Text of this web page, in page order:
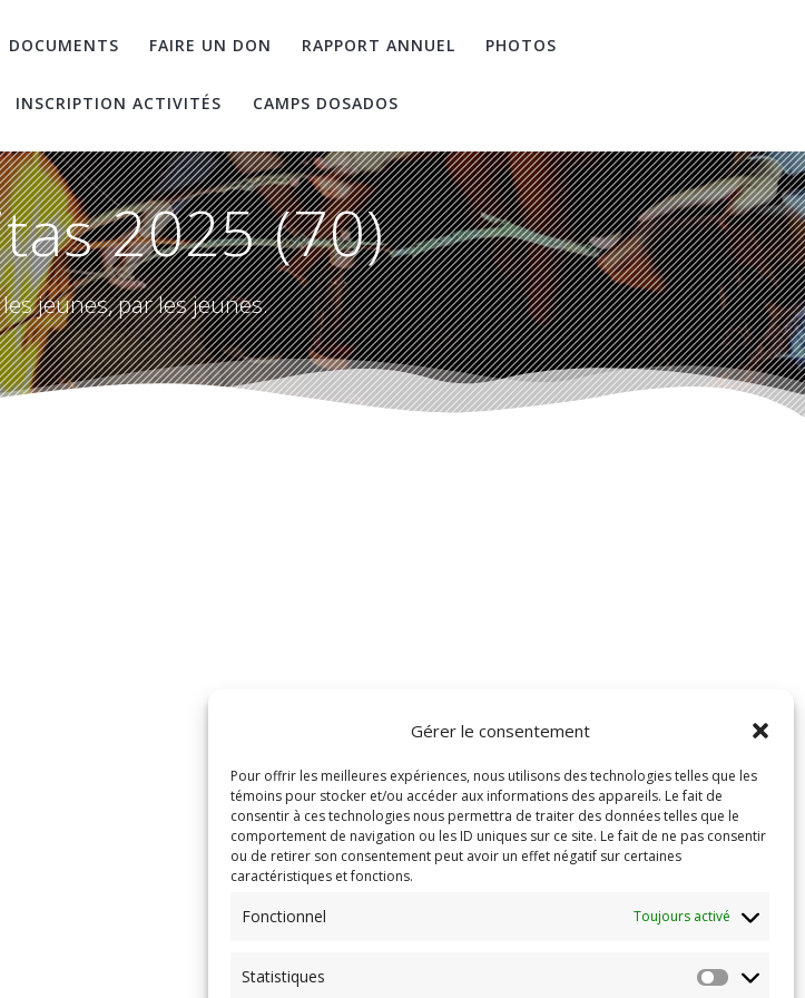
Gérer le consentement
Pour offrir les meilleures expériences, nous utilisons des technologies telles que les
témoins pour stocker et/ou accéder aux informations des appareils. Le fait de
consentir à ces technologies nous permettra de traiter des données telles que le
comportement de navigation ou les ID uniques sur ce site. Le fait de ne pas consentir
ou de retirer son consentement peut avoir un effet négatif sur certaines
caractéristiques et fonctions.
Fonctionnel Toujours activé
Statistiques
DOCUMENTS FAIRE UN DON RAPPORT ANNUEL PHOTOS
INSCRIPTION ACTIVITÉS CAMPS DOSADOS
2025 (70)
jeunes, par les jeunes.